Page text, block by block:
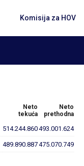
Komisija za HOV
Neto
tekuća
Neto
prethodna
514.244.860493.001.624
489.890.887475.070.749